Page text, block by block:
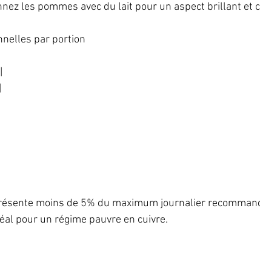
les pommes avec du lait pour un aspect brillant et
par portion
moins de 5% du maximum journalier
pour un régime pauvre en cuivre.